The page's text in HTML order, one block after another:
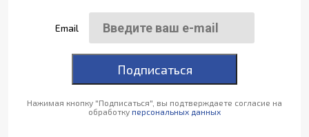
Email
Подписаться
Нажимая кнопку "Подписаться", вы подтверждаете согласие на
обработку персональных данных